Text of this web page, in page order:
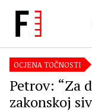
OCJENA TOČNOSTI
Petrov: “Za
zakonskoj